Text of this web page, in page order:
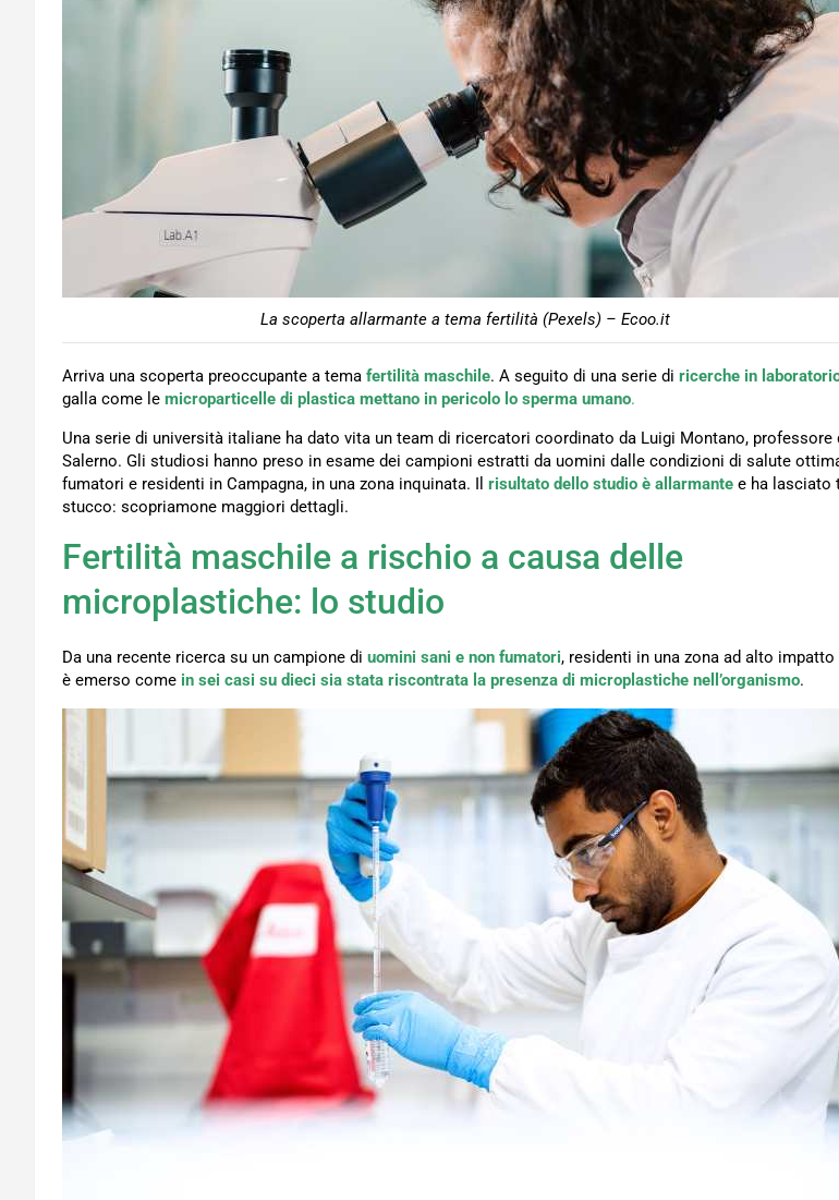
La scoperta allarmante a tema fertilità (Pexels) – Ecoo.it
Arriva una scoperta preoccupante a tema fertilità maschile. A seguito di una serie di ricerche in
galla come le microparticelle di plastica mettano in pericolo lo sperma umano.
Una serie di università italiane ha dato vita un team di ricercatori coordinato da Luigi Montano, professore
Salerno. Gli studiosi hanno preso in esame dei campioni estratti da uomini dalle condizioni di salute
fumatori e residenti in Campagna, in una zona inquinata. Il risultato dello studio è allarmante e ha lasciato
stucco: scopriamone maggiori dettagli.
Fertilità maschile a rischio a causa delle
microplastiche: lo studio
Da una recente ricerca su un campione di uomini sani e non fumatori, residenti in una zona ad alto impatto
è emerso come in sei casi su dieci sia stata riscontrata la presenza di microplastiche nell’organismo.